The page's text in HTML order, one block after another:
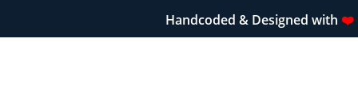
Handcoded & Designed with ❤️